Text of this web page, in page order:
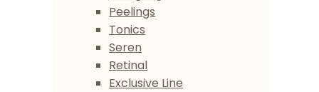
Peelings
Tonics
Seren
Retinal
Exclusive Line